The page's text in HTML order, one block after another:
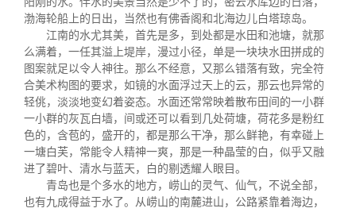
信息化服务
三创大赛
实用信息
总会简介
会长致辞
总会章程
理事会名单
制度法规
关闭
渤海轮船上的日出，当然也有佛香阁和北海边儿白塔琼岛。
江南的水尤其美，首先是多，到处都是水田和池塘，就那
么满着，一任其溢上堤岸，漫过小径，单是一块块水田拼成的
图案就足以令人神往。那么不经意，又那么错落有致，完全符
合美术构图的要求，如镜的水面浮过天上的云，那云也异常的
轻佻，淡淡地变幻着姿态。水面还常常映着散布田间的一小群
一小群的灰瓦白墙，间或还可以看到几处荷塘，荷花多是粉红
色的，含苞的，盛开的，都是那么干净，那么鲜艳，有幸碰上
一塘白芙，常能令人精神一爽，那是一种晶莹的白，似乎又融
进了碧叶、清水与蓝天，白的剔透耀人眼目。
青岛也是个多水的地方，崂山的灵气、仙气，不说全部，
也有九成得益于水了。从崂山的南麓进山，公路紧靠着海边，